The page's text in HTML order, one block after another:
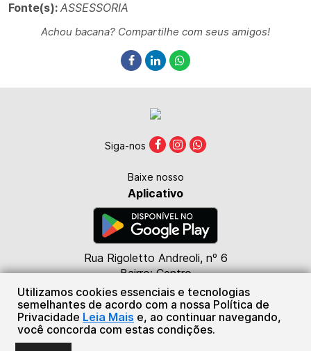
Fonte(s): ASSESSORIA
Achou bacana? Compartilhe com seus amigos!
Utilizamos cookies essenciais e tecnologias
semelhantes de acordo com a nossa Política de
Privacidade Leia Mais e, ao continuar navegando,
você concorda com estas condições.
Rua Rigoletto Andreoli, nº 6
Bairro: Centro
CEP: 85615-000
Marmeleiro - PR
(46) 98824-4476
Siga-nos
Baixe nosso
Aplicativo